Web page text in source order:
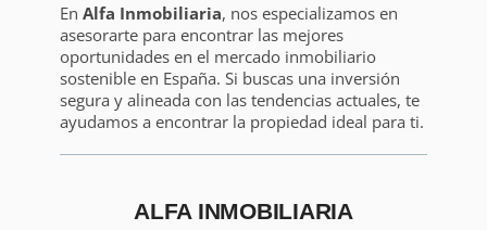
En Alfa Inmobiliaria, nos especializamos en
asesorarte para encontrar las mejores
oportunidades en el mercado inmobiliario
sostenible en España. Si buscas una inversión
segura y alineada con las tendencias actuales, te
ayudamos a encontrar la propiedad ideal para ti.
ALFA INMOBILIARIA